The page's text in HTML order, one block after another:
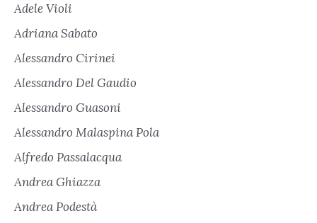
Adele Violi
Adriana Sabato
Alessandro Cirinei
Alessandro Del Gaudio
Alessandro Guasoni
Alessandro Malaspina Pola
Alfredo Passalacqua
Andrea Ghiazza
Andrea Podestà